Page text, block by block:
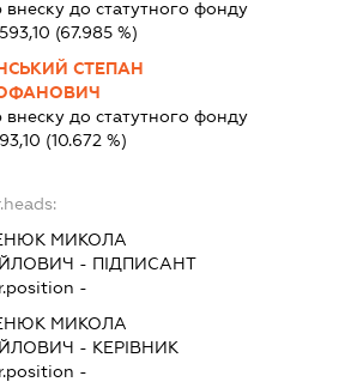
внеску до статутного фонду
593,10 (67.985 %)
СТЕПАН
внеску до статутного фонду
93,10 (10.672 %)
МИКОЛА
- ПІДПИСАНТ
-
МИКОЛА
- КЕРІВНИК
-